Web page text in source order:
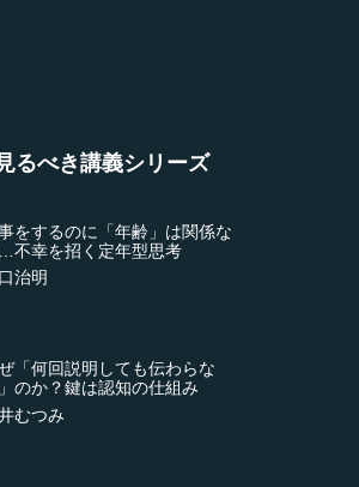
るべき講義シリーズ
をするのに「年齢」は関係な
不幸を招く定年型思考
治明
「何回説明しても伝わらな
のか？鍵は認知の仕組み
むつみ